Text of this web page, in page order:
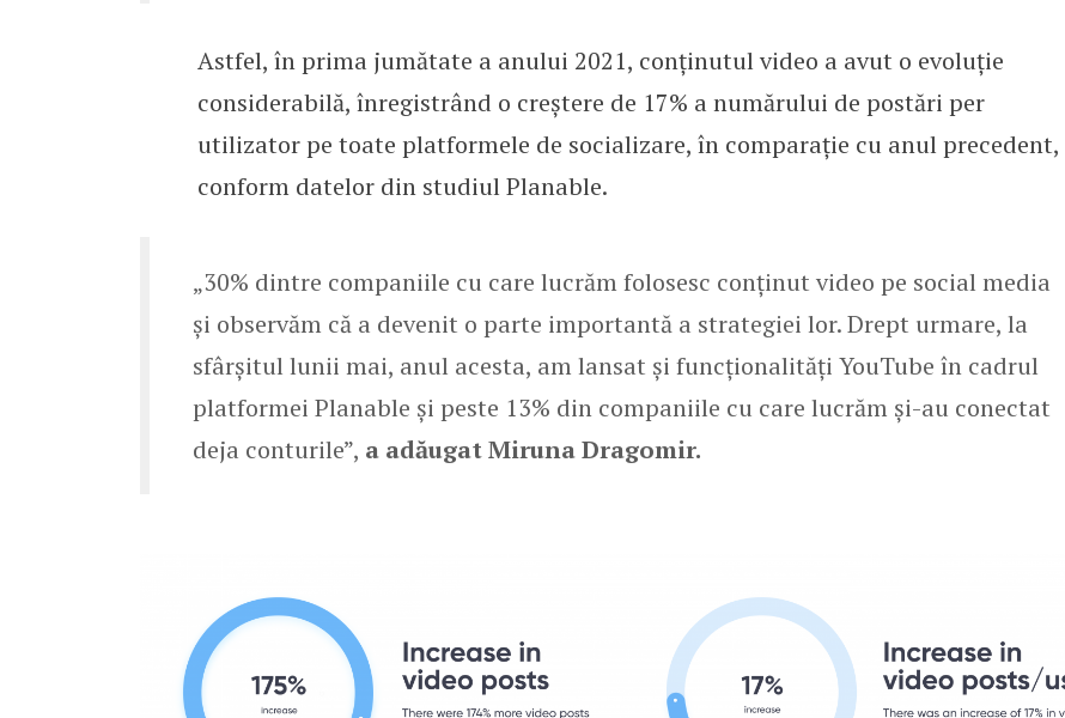
Astfel, în prima jumătate a anului 2021, conținutul video a avut o evoluție
considerabilă, înregistrând o creștere de 17% a numărului de postări per
utilizator pe toate platformele de socializare, în comparație cu anul precedent,
conform datelor din studiul Planable.
„30% dintre companiile cu care lucrăm folosesc conținut video pe social media
și observăm că a devenit o parte importantă a strategiei lor. Drept urmare, la
sfârșitul lunii mai, anul acesta, am lansat și funcționalități YouTube în cadrul
platformei Planable și peste 13% din companiile cu care lucrăm și-au conectat
deja conturile”, a adăugat Miruna Dragomir.